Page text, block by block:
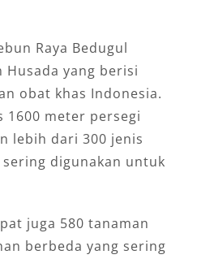
Raya Bedugul
Husada yang berisi
obat khas Indonesia.
1600 meter persegi
lebih dari 300 jenis
digunakan untuk
juga 580 tanaman
berbeda yang sering